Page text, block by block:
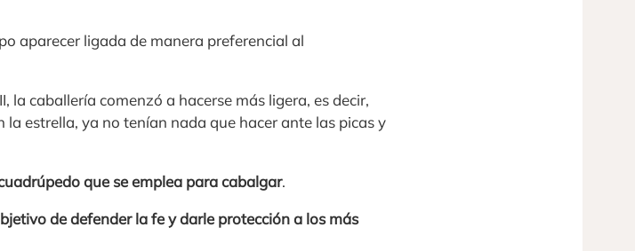
aparecer ligada de manera preferencial al
la caballería comenzó a hacerse más ligera, es decir,
estrella, ya no tenían nada que hacer ante las picas y
que se emplea para cabalgar.
de defender la fe y darle protección a los más